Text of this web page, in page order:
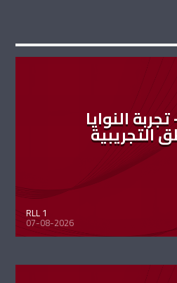
النوايا
التجريبية
RLL 1
07-08-2026